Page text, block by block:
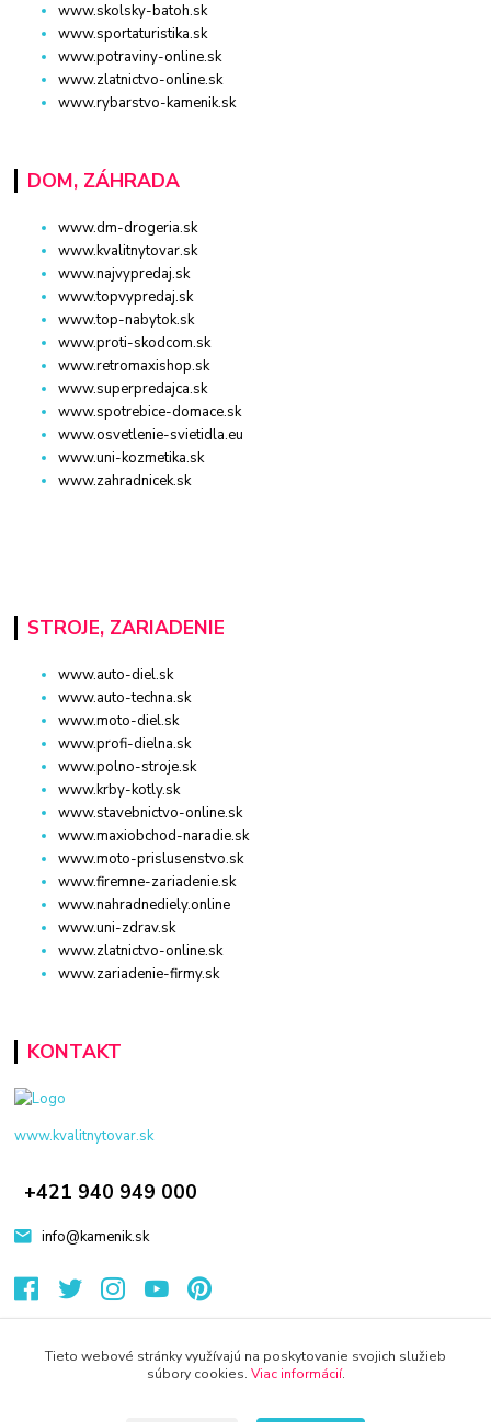
www.skolsky-batoh.sk
www.sportaturistika.sk
www.potraviny-online.sk
www.zlatnictvo-online.sk
www.rybarstvo-kamenik.sk
DOM, ZÁHRADA
www.dm-drogeria.sk
www.kvalitnytovar.sk
www.najvypredaj.sk
www.topvypredaj.sk
www.top-nabytok.sk
www.proti-skodcom.sk
www.retromaxishop.sk
www.superpredajca.sk
www.spotrebice-domace.sk
www.osvetlenie-svietidla.eu
www.uni-kozmetika.sk
www.zahradnicek.sk
STROJE, ZARIADENIE
www.auto-diel.sk
www.auto-techna.sk
www.moto-diel.sk
www.profi-dielna.sk
www.polno-stroje.sk
www.krby-kotly.sk
www.stavebnictvo-online.sk
www.maxiobchod-naradie.sk
www.moto-prislusenstvo.sk
www.firemne-zariadenie.sk
www.nahradnediely.online
www.uni-zdrav.sk
www.zlatnictvo-online.sk
www.zariadenie-firmy.sk
KONTAKT
www.kvalitnytovar.sk
+421 940 949 000
info@kamenik.sk
Tieto webové stránky využívajú na poskytovanie svojich služieb
súbory cookies. Viac informácií.